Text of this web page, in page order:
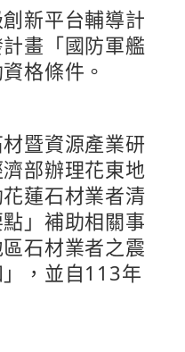
新平台輔導計
畫「國防軍艦
格條件。
暨資源產業研
部辦理花東地
蓮石材業者清
」補助相關事
石材業者之震
，並自113年